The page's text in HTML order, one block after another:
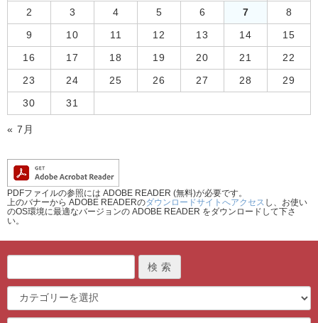
2 3 4 5 6 7 8
9 10 11 12 13 14 15
16 17 18 19 20 21 22
23 24 25 26 27 28 29
30 31
« 7月
PDFファイルの参照には ADOBE READER (無料)が必要です。
上のバナーから ADOBE READERのダウンロードサイトへアクセス し、お使い
のOS環境に最適なバージョンの ADOBE READER をダウンロードして下さ
い。